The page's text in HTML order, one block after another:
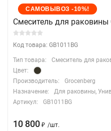
САМОВЫВОЗ -10%!
Cмеситель для раковины
Код товара: GB1011BG
Тип товара:
Смеситель для
Цвет:
Производитель:
Grocenberg
Назначение:
Для раковины,
Артикул:
GB1011BG
10 800 ₽ /шт.